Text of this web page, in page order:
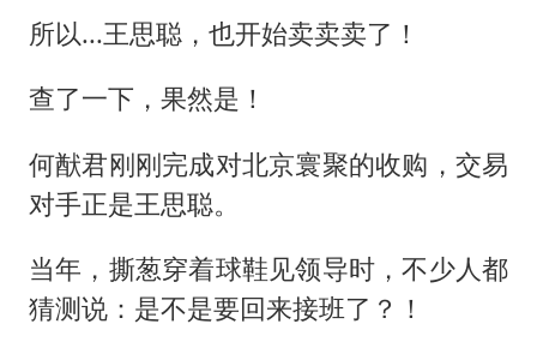
所以...王思聪，也开始卖卖卖了！
查了一下，果然是！
何猷君刚刚完成对北京寰聚的收购，交易
对手正是王思聪。
当年，撕葱穿着球鞋见领导时，不少人都
猜测说：是不是要回来接班了？！